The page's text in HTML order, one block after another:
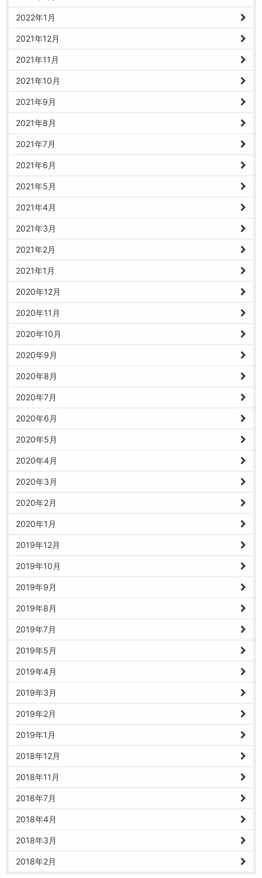
2022年1月
2021年12月
2021年11月
2021年10月
2021年9月
2021年8月
2021年7月
2021年6月
2021年5月
2021年4月
2021年3月
2021年2月
2021年1月
2020年12月
2020年11月
2020年10月
2020年9月
2020年8月
2020年7月
2020年6月
2020年5月
2020年4月
2020年3月
2020年2月
2020年1月
2019年12月
2019年10月
2019年9月
2019年8月
2019年7月
2019年5月
2019年4月
2019年3月
2019年2月
2019年1月
2018年12月
2018年11月
2018年7月
2018年4月
2018年3月
2018年2月